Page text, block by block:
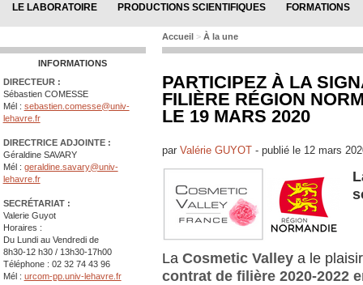
LE LABORATOIRE PRODUCTIONS SCIENTIFIQUES FORMATIONS
INFORMATIONS
DIRECTEUR :
Sébastien COMESSE
Mél : sebastien.comesse@univ-
lehavre.fr
DIRECTRICE ADJOINTE :
Géraldine SAVARY
Mél : geraldine.savary@univ-
lehavre.fr
SECRÉTARIAT :
Valerie Guyot
Horaires :
Du Lundi au Vendredi de
8h30-12 h30 / 13h30-17h00
Téléphone : 02 32 74 43 96
Mél : urcom-pp.univ-lehavre.fr
Accueil > À la une
PARTICIPEZ À LA
FILIÈRE RÉGION
LE 19 MARS 2020
par Valérie GUYOT - publié le 12 mars
La Cosmetic Valley a le
contrat de filière 2020-2022